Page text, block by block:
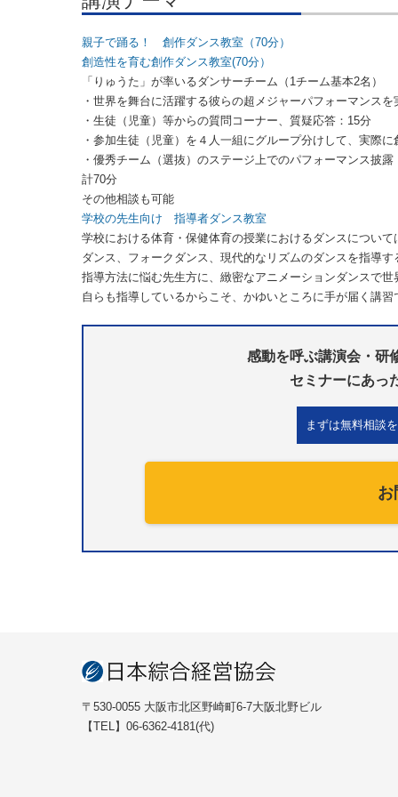
親子で踊る！ 創作ダンス教室（70分）
創造性を育む創作ダンス教室(70分）
「りゅうた」が率いるダンサーチーム（1チーム基本2名）
・世界を舞台に活躍する彼らの超メジャーパフォーマンス
・生徒（児童）等からの質問コーナー、質疑応答：15分
・参加生徒（児童）を４人一組にグループ分けして、実際
・優秀チーム（選抜）のステージ上でのパフォーマンス披露
計70分
その他相談も可能
学校の先生向け 指導者ダンス教室
学校における体育・保健体育の授業におけるダンスについ
ダンス、フォークダンス、現代的なリズムのダンスを指導
指導方法に悩む先生方に、緻密なアニメーションダンスで
自らも指導しているからこそ、かゆいところに手が届く講習
感動を呼ぶ講演会・研
セミナーにあっ
まずは無料相談
お
〒530-0055 大阪市北区野崎町6-7大阪北野ビル
【TEL】06-6362-4181(代)